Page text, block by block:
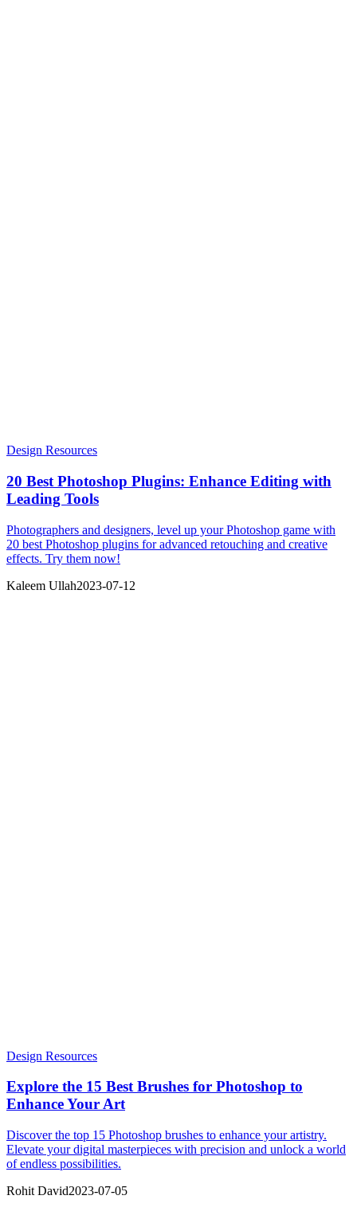
Design Resources
20 Best Photoshop Plugins: Enhance Editing with
Leading Tools
Photographers and designers, level up your Photoshop game with
20 best Photoshop plugins for advanced retouching and creative
effects. Try them now!
Kaleem Ullah2023-07-12
Design Resources
Explore the 15 Best Brushes for Photoshop to
Enhance Your Art
Discover the top 15 Photoshop brushes to enhance your artistry.
Elevate your digital masterpieces with precision and unlock a world
of endless possibilities.
Rohit David2023-07-05